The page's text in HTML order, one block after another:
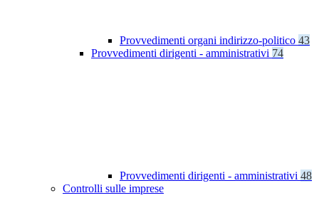
Provvedimenti organi indirizzo-politico 43
Provvedimenti dirigenti - amministrativi 74
Provvedimenti dirigenti - amministrativi 48
Controlli sulle imprese